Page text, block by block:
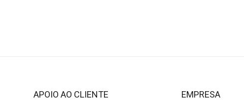
APOIO AO CLIENTE EMPRESA